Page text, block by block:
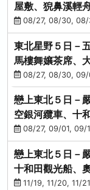
屋敷、猊鼻溪輕
牡蠣、握壽司體
08/27, 08/30, 08/
東北星野５日－
馬樓舞孃茶席、
川輕舟、螃蟹御
08/27, 08/30, 09/
戀上東北５日－
空銀河纜車、十
紅社殿（仙台／青
08/27, 09/01, 09/
戀上東北５日－
十和田觀光船、
（青森／仙台）
11/19, 11/20, 11/